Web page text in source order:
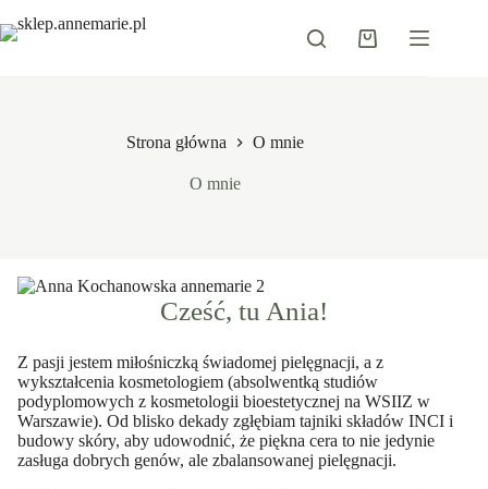
do
treści
Koszyk
Strona główna O mnie
O mnie
Cześć, tu Ania!
Z pasji jestem miłośniczką świadomej pielęgnacji, a z
wykształcenia kosmetologiem (absolwentką studiów
podyplomowych z kosmetologii bioestetycznej na WSIIZ w
Warszawie). Od blisko dekady zgłębiam tajniki składów INCI i
budowy skóry, aby udowodnić, że piękna cera to nie jedynie
zasługa dobrych genów, ale zbalansowanej pielęgnacji.